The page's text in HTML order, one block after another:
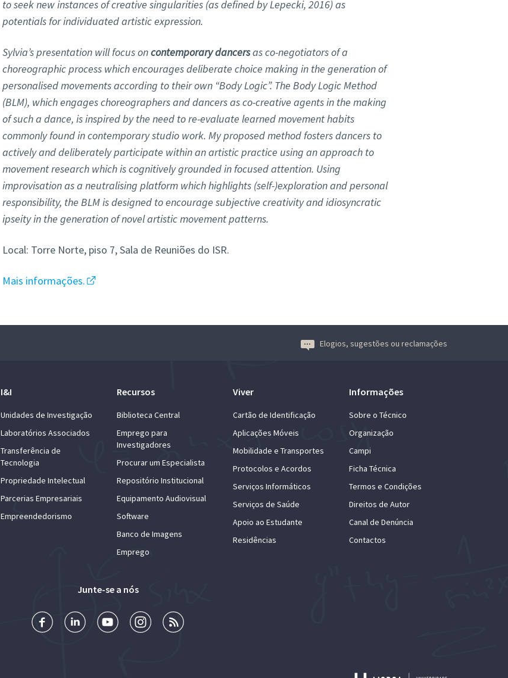
to seek new instances of creative singularities (as defined by Lepecki, 2016) as
potentials for individuated artistic expression.
Sylvia’s presentation will focus oncontemporary dancersas co-negotiators of a
choreographic process which encourages deliberate choice making in the generation of
personalised movements according to their own “Body Logic”. The Body Logic Method
(BLM), which engages choreographers and dancers as co-creative agents in the making
of such a dance, is inspired by the need to re-evaluate learned movement habits
commonly found in contemporary studio work. My proposed method fosters dancers to
actively and deliberately participate within an artistic practice using an approach to
movement research which is cognitively grounded in focused attention. Using
improvisation as a neutralising platform which highlights (self-)exploration and personal
responsibility, the BLM is designed to encourage subjective creativity and idiosyncratic
ipseity in the generation of novel artistic movement patterns.
Local: Torre Norte, piso 7, Sala de Reuniões do ISR.
Mais informações.
Elogios, sugestões ou reclamações
I&I
Unidades de Investigação
Laboratórios Associados
Transferência de
Tecnologia
Propriedade Intelectual
Parcerias Empresariais
Empreendedorismo
Recursos
Biblioteca Central
Emprego para
Investigadores
Procurar um Especialista
Repositório Institucional
Equipamento Audiovisual
Software
Banco de Imagens
Emprego
Viver
Cartão de Identificação
Aplicações Móveis
Mobilidade e Transportes
Protocolos e Acordos
Serviços Informáticos
Serviços de Saúde
Apoio ao Estudante
Residências
Informações
Sobre o Técnico
Organização
Campi
Ficha Técnica
Termos e Condições
Direitos de Autor
Canal de Denúncia
Contactos
Junte-se a nós